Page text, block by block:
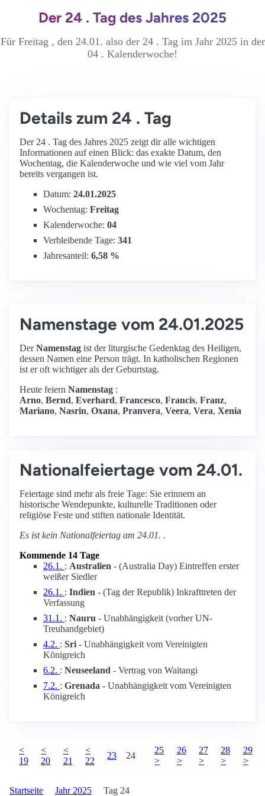
Der 24 . Tag des Jahres 2025
Für Freitag , den 24.01. also der 24 . Tag im Jahr 2025 in der
04 . Kalenderwoche!
Details zum 24 . Tag
Der 24 . Tag des Jahres 2025 zeigt dir alle wichtigen
Informationen auf einen Blick: das exakte Datum, den
Wochentag, die Kalenderwoche und wie viel vom Jahr
bereits vergangen ist.
Datum: 24.01.2025
Wochentag: Freitag
Kalenderwoche: 04
Verbleibende Tage: 341
Jahresanteil: 6,58 %
Namenstage vom 24.01.2025
DerNamenstag ist der liturgische Gedenktag des Heiligen,
dessen Namen eine Person trägt. In katholischen Regionen
ist er oft wichtiger als der Geburtstag.
Heute feiern Namenstag :
Arno, Bernd, Everhard, Francesco, Francis, Franz,
Mariano, Nasrin, Oxana, Pranvera, Veera, Vera, Xenia
Nationalfeiertage vom 24.01.
Feiertage sind mehr als freie Tage: Sie erinnern an
historische Wendepunkte, kulturelle Traditionen oder
religiöse Feste und stiften nationale Identität.
Es ist kein Nationalfeiertag am 24.01. .
Kommende 14 Tage
26.1. : Australien - (Australia Day) Eintreffen erster
weißer Siedler
26.1. : Indien - (Tag der Republik) Inkrafttreten der
Verfassung
31.1. : Nauru - Unabhängigkeit (vorher UN-
Treuhandgebiet)
4.2. : Sri - Unabhängigkeit vom Vereinigten
Königreich
6.2. : Neuseeland - Vertrag von Waitangi
7.2. : Grenada - Unabhängigkeit vom Vereinigten
Königreich
<
19
<
20
<
21
<
22
23 24
25
>
26
>
27
>
28
>
29
>
Startseite Jahr 2025 Tag 24